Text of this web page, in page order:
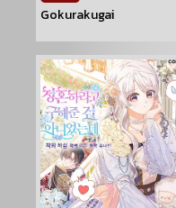
Gokurakugai